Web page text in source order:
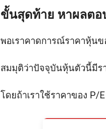
ขั้นสุดท้าย หาผลต
พอเราคาดการณ์ราคาหุ้น
สมมุติว่าปัจจุบันหุ้นตัวนี้มีร
โดยถ้าเราใช้ราคาของ P/